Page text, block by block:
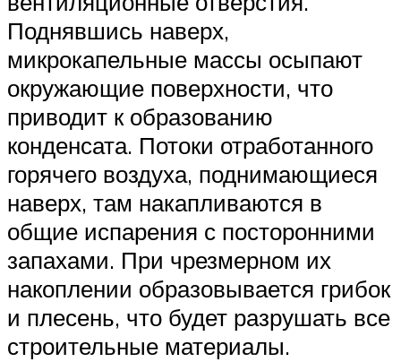
Поднявшись наверх,
микрокапельные массы осыпают
окружающие поверхности, что
приводит к образованию
конденсата. Потоки отработанного
горячего воздуха, поднимающиеся
наверх, там накапливаются в
общие испарения с посторонними
запахами. При чрезмерном их
накоплении образовывается грибок
и плесень, что будет разрушать все
строительные материалы.